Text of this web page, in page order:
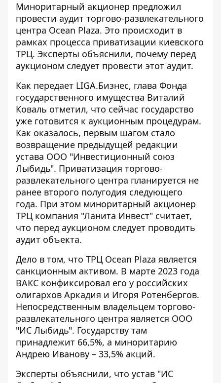
Миноритарный акционер предложил
провести аудит торгово-развлекательного
центра Ocean Plaza. Это происходит в
рамках процесса приватизации киевского
ТРЦ. Эксперты объяснили, почему перед
аукционом следует провести этот аудит.
Как передает LIGA.Бизнес, глава Фонда
государственного имущества Виталий
Коваль отметил, что сейчас государство
уже готовится к аукционным процедурам.
Как оказалось, первым шагом стало
возвращение предыдущей редакции
устава ООО "Инвестиционный союз
Лыбидь". Приватизация торгово-
развлекательного центра планируется не
ранее второго полугодия следующего
года. При этом миноритарный акционер
ТРЦ компания "Ланита Инвест" считает,
что перед аукционом следует проводить
аудит объекта.
Дело в том, что ТРЦ Ocean Plaza является
санкционным активом. В марте 2023 года
ВАКС конфиксировал его у российских
олигархов Аркадия и Игоря Ротенбергов.
Непосредственным владельцем торгово-
развлекательного центра является ООО
"ИС Лыбидь". Государству там
принадлежит 66,5%, а миноритарию
Андрею Иванову – 33,5% акций.
Эксперты объяснили, что устав "ИС